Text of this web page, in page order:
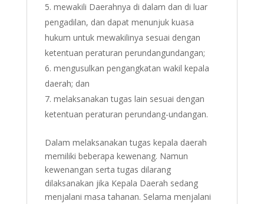
mewakili Daerahnya di dalam dan di luar
pengadilan, dan dapat menunjuk kuasa
hukum untuk mewakilinya sesuai dengan
ketentuan peraturan perundangundangan;
mengusulkan pengangkatan wakil kepala
daerah; dan
melaksanakan tugas lain sesuai dengan
ketentuan peraturan perundang-undangan.
Dalam melaksanakan tugas kepala daerah
memiliki beberapa kewenang. Namun
kewenangan serta tugas dilarang
dilaksanakan jika Kepala Daerah sedang
menjalani masa tahanan. Selama menjalani